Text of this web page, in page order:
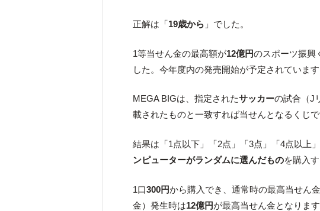
正解は「19歳から 」でした。
1等当せん金の最高額が12億円のスポーツ振興
した。今年度内の発売開始が予定されています
MEGA BIGは、指定されたサッカーの試合（J
載されたものと一致すれば当せんとなるくじで
結果は「1点以下」「2点」「3点」「4点以上
ンピューターがランダムに選んだものを購入
1口300円から購入でき、通常時の最高当せん
金）発生時は12億円が最高当せん金となります